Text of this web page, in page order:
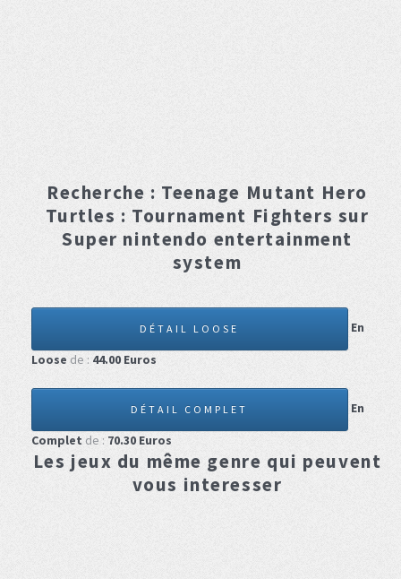
Recherche : Teenage Mutant Hero
Turtles : Tournament Fighters sur
Super nintendo entertainment
system
DÉTAIL LOOSE
En
Loose de : 44.00Euros
DÉTAIL COMPLET
En
Complet de : 70.30 Euros
Les jeux du même genre qui peuvent
vous interesser